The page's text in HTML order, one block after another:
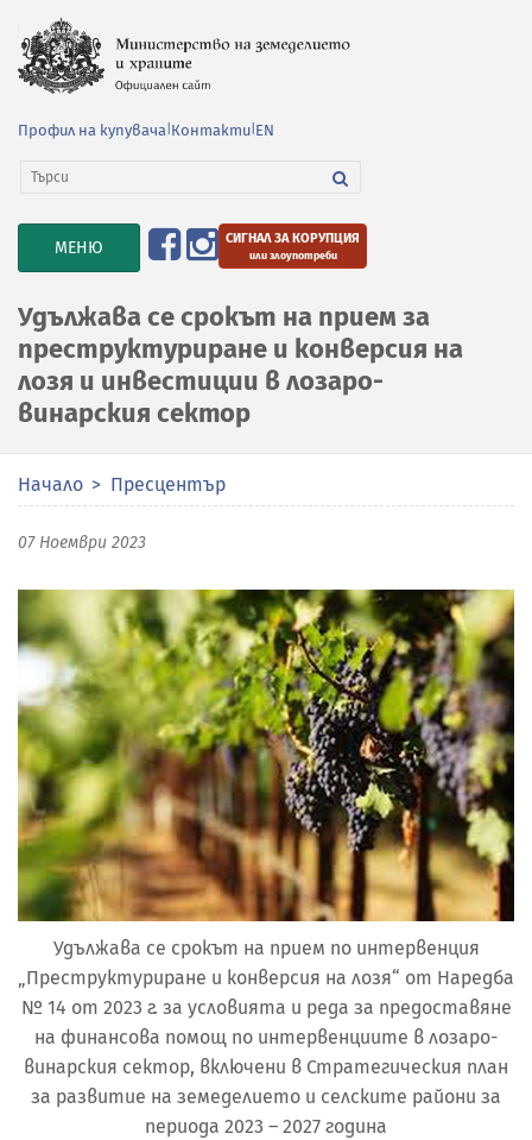
Профил на купувача Контакти EN
TOGGLE
NAVIGATION
МЕНЮ СИГНАЛ ЗА КОРУПЦИЯ
или злоупотреби
Удължава се срокът на прием за
преструктуриране и конверсия на
лозя и инвестиции в лозаро-
винарския сектор
Начало Пресцентър
07 Ноември 2023
Удължава се срокът на прием по интервенция
„Преструктуриране и конверсия на лозя“ от Наредба
№ 14 от 2023 г. за условията и реда за предоставяне
на финансова помощ по интервенциите в лозаро-
винарския сектор, включени в Стратегическия план
за развитие на земеделието и селските райони за
периода 2023 – 2027 година